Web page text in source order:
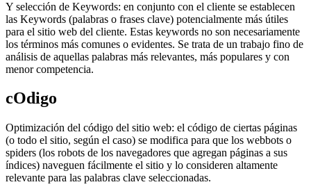
Y selección de Keywords: en conjunto con el cliente se establecen
las Keywords (palabras o frases clave) potencialmente más útiles
para el sitio web del cliente. Estas keywords no son necesariamente
los términos más comunes o evidentes. Se trata de un trabajo fino de
análisis de aquellas palabras más relevantes, más populares y con
menor competencia.
cOdigo
Optimización del código del sitio web: el código de ciertas páginas
(o todo el sitio, según el caso) se modifica para que los webbots o
spiders (los robots de los navegadores que agregan páginas a sus
índices) naveguen fácilmente el sitio y lo consideren altamente
relevante para las palabras clave seleccionadas.